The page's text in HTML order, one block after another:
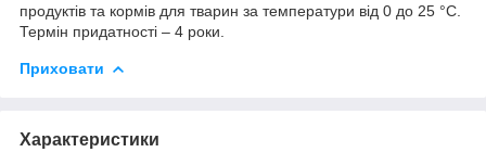
продуктів та кормів для тварин за температури від 0 до 25 °С.
Термін придатності – 4 роки.
Приховати
Характеристики